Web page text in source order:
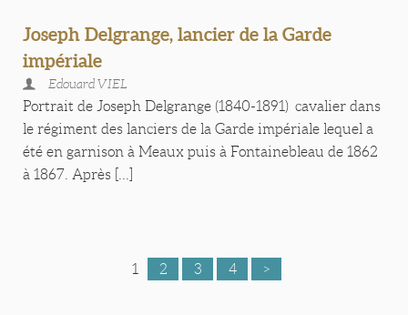
Joseph Delgrange, lancier de la Garde
impériale
Edouard VIEL
Portrait de Joseph Delgrange (1840-1891) cavalier dans
le régiment des lanciers de la Garde impériale lequel a
été en garnison à Meaux puis à Fontainebleau de 1862
à 1867. Après [...]
1 2 3 4 >